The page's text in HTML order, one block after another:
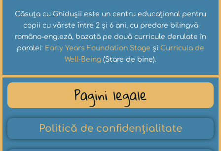
Căsuța cu Ghidușii este un centru educațional pentru
copii cu vârste între 2 și 6 ani, cu predare bilingvă
româno-engleză, bazată pe două curricule derulate în
paralel: Early Years Foundation Stage și Curricula de
Well-Being (Stare de bine).
Pagini legale
Politică de confidențialitate